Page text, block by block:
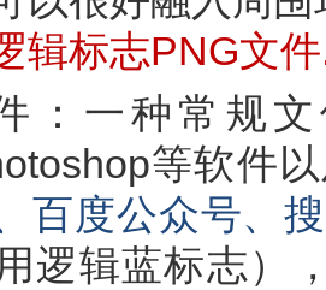
辑标志PNG文
：一种常规
等软件
百度公众号、
逻辑蓝标志）